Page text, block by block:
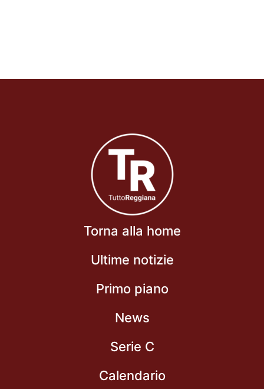
Torna alla home
Ultime notizie
Primo piano
News
Serie C
Calendario